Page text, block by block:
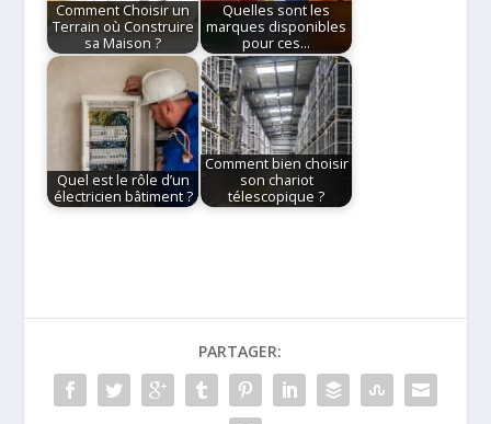
Comment Choisir un
Terrain où Construire
sa Maison ?
Quelles sont les
marques disponibles
pour ces…
Quel est le rôle d’un
électricien bâtiment ?
Comment bien choisir
son chariot
télescopique ?
PARTAGER: